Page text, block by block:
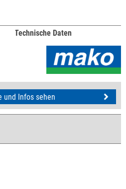
Technische Daten
und Infos sehen